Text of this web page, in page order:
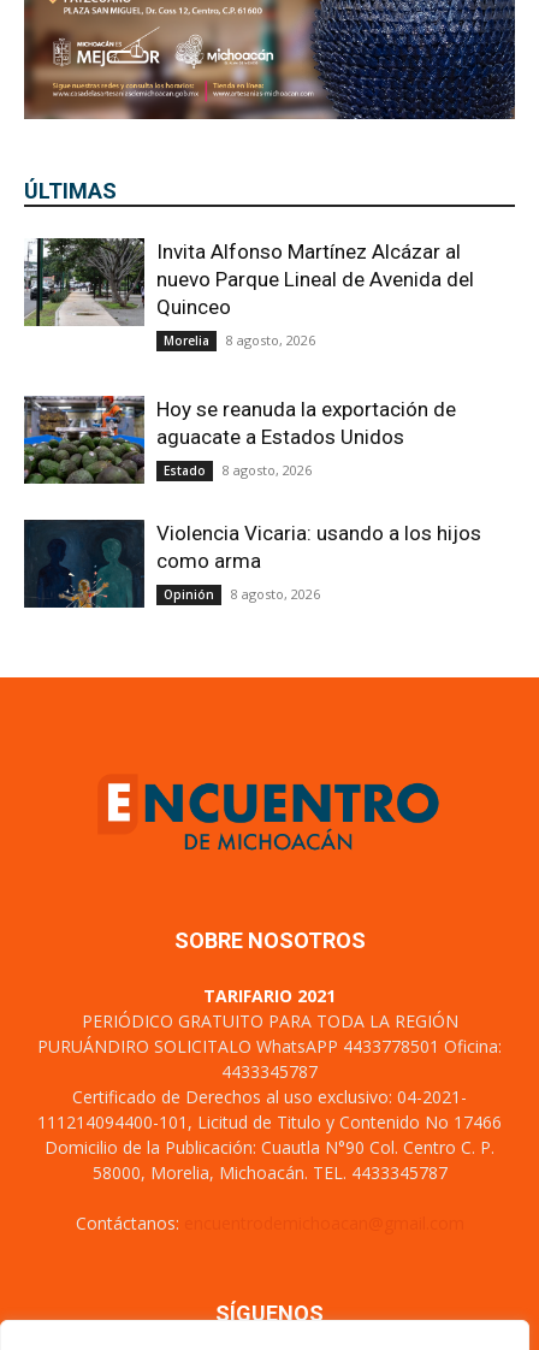
ÚLTIMAS
Invita Alfonso Martínez Alcázar al
nuevo Parque Lineal de Avenida del
Quinceo
Morelia 8 agosto, 2026
Hoy se reanuda la exportación de
aguacate a Estados Unidos
Estado 8 agosto, 2026
Violencia Vicaria: usando a los hijos
como arma
Opinión 8 agosto, 2026
SOBRE NOSOTROS
TARIFARIO 2021
PERIÓDICO GRATUITO PARA TODA LA REGIÓN
PURUÁNDIRO SOLICITALO WhatsAPP 4433778501 Oficina:
4433345787
Certificado de Derechos al uso exclusivo: 04-2021-
111214094400-101, Licitud de Titulo y Contenido No 17466
Domicilio de la Publicación: Cuautla N°90 Col. Centro C. P.
58000, Morelia, Michoacán. TEL. 4433345787
Contáctanos:
SÍGUENOS